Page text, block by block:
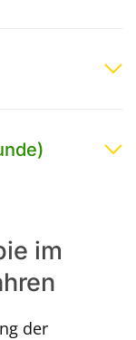
im
der